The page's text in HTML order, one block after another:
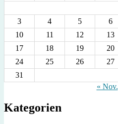
3
4 5 6
10
11 12 13
17
18 19 20
24
25 26 27
31
« Nov.
Kategorien